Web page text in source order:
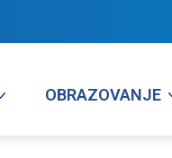
OBRAZOVANJE